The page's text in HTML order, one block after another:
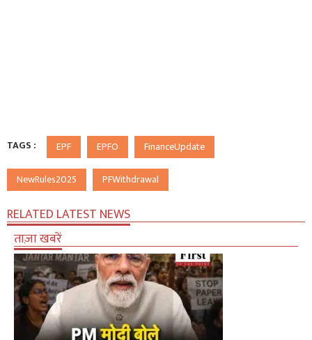
TAGS : EPF EPFO FinanceUpdate
NewRules2025 PFWithdrawal
RELATED LATEST NEWS
ताज़ा खबरें